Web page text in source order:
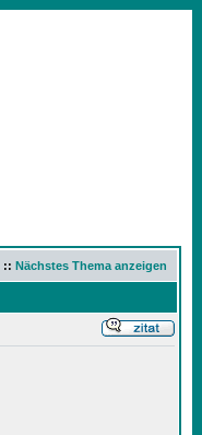
:: Nächstes Thema anzeigen